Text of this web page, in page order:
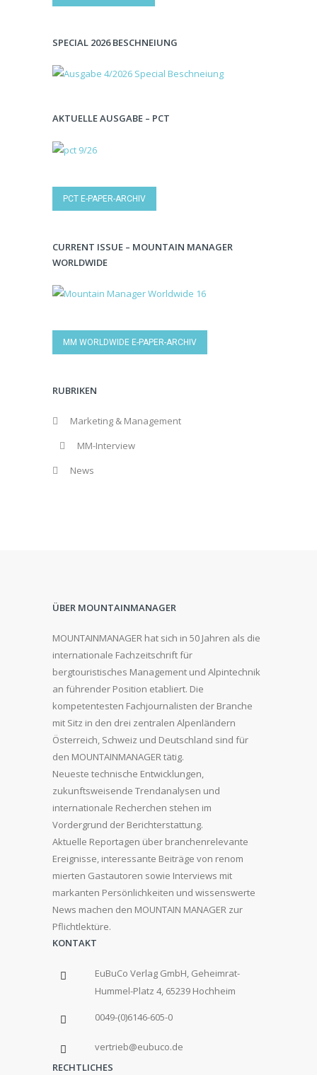
SPECIAL 2026 BESCHNEIUNG
AKTUELLE AUSGABE – PCT
PCT E-PAPER-ARCHIV
CURRENT ISSUE – MOUNTAIN MANAGER
WORLDWIDE
MM WORLDWIDE E-PAPER-ARCHIV
RUBRIKEN
Marketing & Management
MM-Interview
News
ÜBER MOUNTAINMANAGER
MOUNTAINMANAGER hat sich in 50 Jahren als die
internationale Fachzeitschrift für
bergtouristisches Management und Alpintechnik
an führender Position etabliert. Die
kompetentesten Fachjournalisten der Branche
mit Sitz in den drei zentralen Alpenländern
Österreich, Schweiz und Deutschland sind für
den MOUNTAINMANAGER tätig.
Neueste technische Entwicklungen,
zukunftsweisende Trendanalysen und
internationale Recherchen stehen im
Vordergrund der Berichterstattung.
Aktuelle Reportagen über branchenrelevante
Ereignisse, interessante Beiträge von renom
mierten Gastautoren sowie Interviews mit
markanten Persönlichkeiten und wissenswerte
News machen den MOUNTAIN MANAGER zur
Pflichtlektüre.
KONTAKT
EuBuCo Verlag GmbH, Geheimrat-
Hummel-Platz 4, 65239 Hochheim
0049-(0)6146-605-0
vertrieb@eubuco.de
RECHTLICHES